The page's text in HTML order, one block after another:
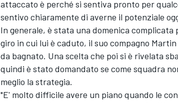
MONOMARCA
attaccato è perché si sentiva pronto per
sentivo chiaramente di averne il potenziale
In generale, è stata una domenica
giro in cui lui è caduto, il suo compagno
da bagnato. Una scelta che poi si è rivelata
quindi è stato domandato se come squadra
meglio la strategia.
"E' molto difficile avere un piano quando le